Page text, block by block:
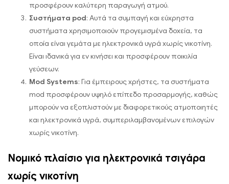
προσφέρουν καλύτερη παραγωγή ατμού.
Συστήματα pod: Αυτά τα συμπαγή και εύχρηστα
συστήματα χρησιμοποιούν προγεμισμένα δοχεία, τα
οποία είναι γεμάτα με ηλεκτρονικά υγρά χωρίς νικοτίνη.
Είναι ιδανικά για εν κινήσει και προσφέρουν ποικιλία
γεύσεων.
Mod Systems: Για έμπειρους χρήστες, τα συστήματα
mod προσφέρουν υψηλό επίπεδο προσαρμογής, καθώς
μπορούν να εξοπλιστούν με διαφορετικούς ατμοποιητές
και ηλεκτρονικά υγρά, συμπεριλαμβανομένων επιλογών
χωρίς νικοτίνη.
Νομικό πλαίσιο για ηλεκτρονικά τσιγάρα
χωρίς νικοτίνη